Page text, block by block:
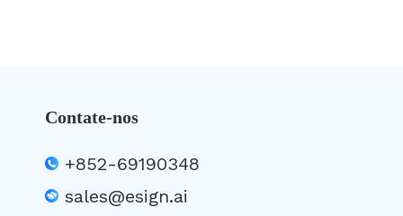
Contate-nos
+852-69190348
sales@esign.ai